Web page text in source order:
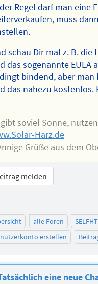
Regel darf man eine
muss
schau Dir mal z. B. die
das sogenannte EULA
bindend, aber
das nahezu kostenlos.
gibt soviel Sonne,
Harz.de
Grüße aus dem
melden
alle Foren
erstellen
eine neue